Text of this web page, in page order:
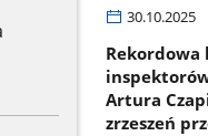
30.10.2025
Rekordowa
Artura
zrzeszeń